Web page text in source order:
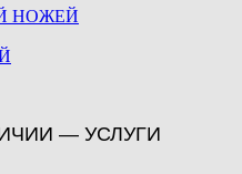
НОЖЕЙ
— УСЛУГИ